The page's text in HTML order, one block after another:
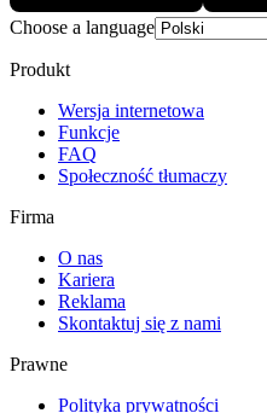
Choose a language
Produkt
Wersja internetowa
Funkcje
FAQ
Społeczność tłumaczy
Firma
O nas
Kariera
Reklama
Skontaktuj się z nami
Prawne
Polityka prywatności